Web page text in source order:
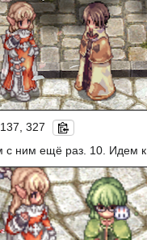
137, 327
с ним ещё раз. 10. Идем к